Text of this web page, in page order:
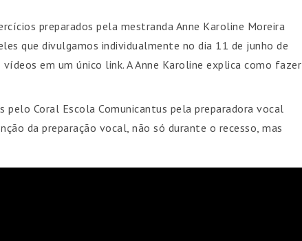
preparados pela mestranda Anne Karoline Moreira
que divulgamos individualmente no dia 11 de junho de
em um único link. A Anne Karoline explica como fazer
Coral Escola Comunicantus pela preparadora vocal
da preparação vocal, não só durante o recesso, mas